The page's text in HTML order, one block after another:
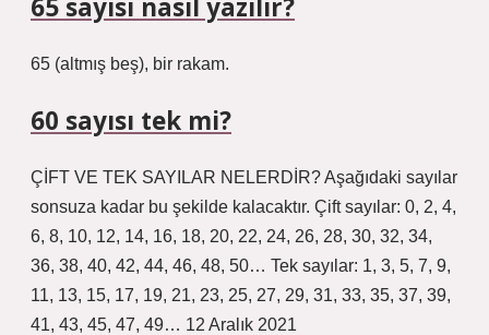
65 sayısı nasıl yazılır?
65 (altmış beş), bir rakam.
60 sayısı tek mi?
ÇİFT VE TEK SAYILAR NELERDİR? Aşağıdaki sayılar
sonsuza kadar bu şekilde kalacaktır. Çift sayılar: 0, 2, 4,
6, 8, 10, 12, 14, 16, 18, 20, 22, 24, 26, 28, 30, 32, 34,
36, 38, 40, 42, 44, 46, 48, 50… Tek sayılar: 1, 3, 5, 7, 9,
11, 13, 15, 17, 19, 21, 23, 25, 27, 29, 31, 33, 35, 37, 39,
41, 43, 45, 47, 49… 12 Aralık 2021